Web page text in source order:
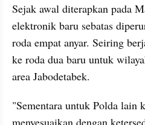
Sejak awal diterapkan pada
elektronik baru sebatas
roda empat anyar. Seiring
ke roda dua baru untuk
area Jabodetabek.
"Sementara untuk Polda lain
menyesuaikan dengan